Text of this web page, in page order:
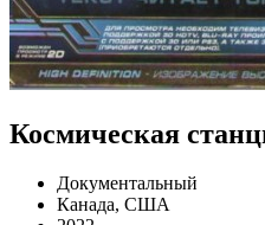
Космическая
Документальный
Канада, США